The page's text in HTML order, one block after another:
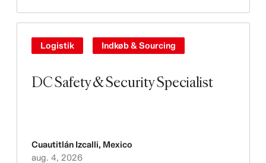
DC Safety & Security Specialist
Logistik Indkøb & Sourcing
Cuautitlán Izcalli, Mexico
aug. 4, 2026